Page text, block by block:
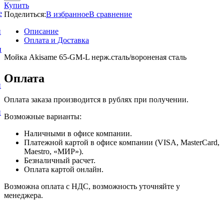
Купить
Поделиться:В избранноеВ сравнение
Описание
Оплата и Доставка
Мойка Akisame 65-GM-L нерж.сталь/вороненая сталь
Оплата
Оплата заказа производится в рублях при получении.
Возможные варианты:
Наличными в офисе компании.
Платежной картой в офисе компании (VISA, MasterCard,
Maestro, «МИР»).
Безналичный расчет.
Оплата картой онлайн.
Возможна оплата с НДС, возможность уточняйте у
менеджера.